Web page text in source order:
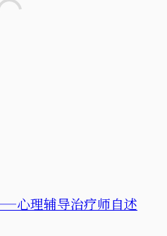
心理辅导治疗师自述